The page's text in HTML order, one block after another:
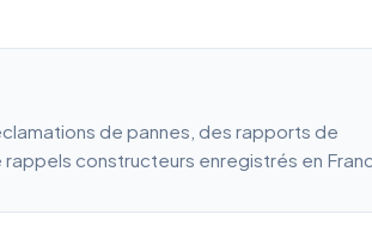
de pannes, des rapports de
constructeurs enregistrés en